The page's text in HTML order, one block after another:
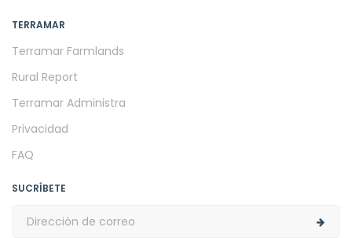
TERRAMAR
Terramar Farmlands
Rural Report
Terramar Administra
Privacidad
FAQ
SUCRÍBETE